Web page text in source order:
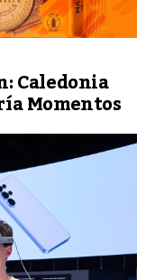
Caledonia
Momentos